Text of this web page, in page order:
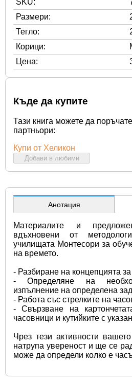
SKU:
Размери:
Тегло:
Корици:
Цена:
Къде да купите
Тази книга можете да
партньори:
Купи от Хеликон
Добави в любими
Анотация
Материалите и
вдъхновени от
училищата Монтесори за
на времето.
- Разбиране на концепцията
- Определяне на
изпълнение на определена
- Работа със стрелките на
- Свързване на
часовници и кутийките с
Чрез тези активности
натрупа увереност и ще се
може да определи колко е